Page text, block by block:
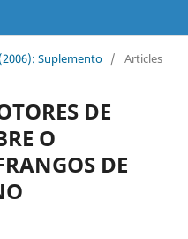
Suplemento / Articles
DE
O
DE